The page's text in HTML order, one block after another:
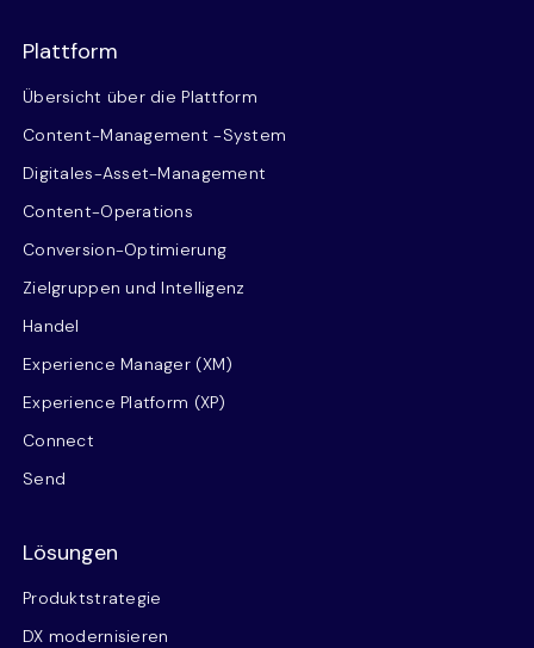
Plattform
Übersicht über die Plattform
Content-Management -System
Digitales-Asset-Management
Content-Operations
Conversion-Optimierung
Zielgruppen und Intelligenz
Handel
Experience Manager (XM)
Experience Platform (XP)
Connect
Send
Lösungen
Produktstrategie
DX modernisieren